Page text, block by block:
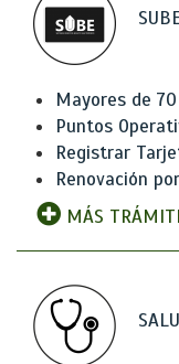
Mayores de
Puntos
Registrar
Renovación
MÁS